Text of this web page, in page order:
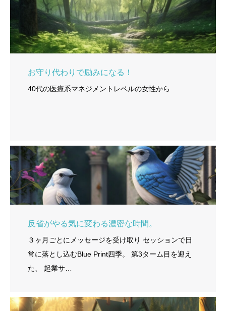
お守り代わりで励みになる！
40代の医療系マネジメントレベルの女性から
反省がやる気に変わる濃密な時間。
３ヶ月ごとにメッセージを受け取り セッションで日
常に落とし込むBlue Print四季。 第3ターム目を迎え
た、 起業サ…